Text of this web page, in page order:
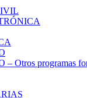
Otros programas